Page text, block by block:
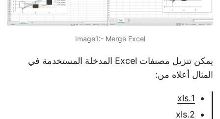
Image1:- Merge Excel
يمكن تنزيل مصنفات Excel المدخلة المستخدمة في
المثال أعلاه من: